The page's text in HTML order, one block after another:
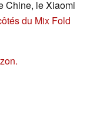
Chine, le Xiaomi
du Mix Fold